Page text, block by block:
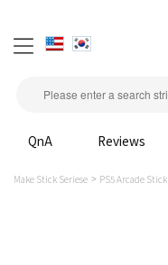
QnA Reviews
Make Stick Seriese PS5 Arcade Stick